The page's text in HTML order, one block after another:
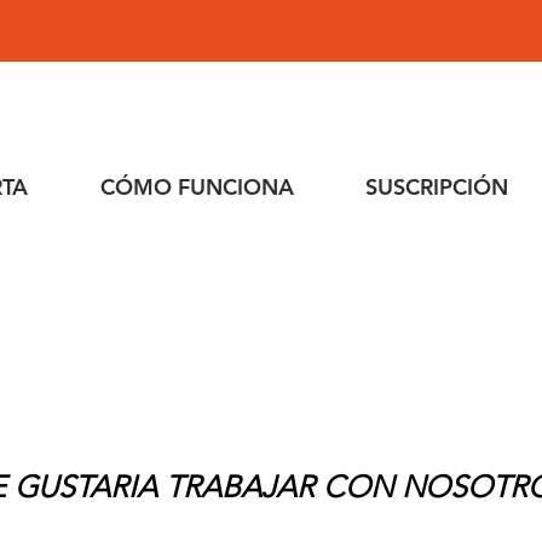
CÓMO FUNCIONA SUSCRIPCIÓN
GUSTARIA TRABAJAR CON